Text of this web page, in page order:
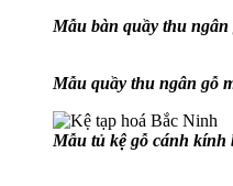
Mẫu bàn quầy thu ngân
Mẫu quầy thu ngân gỗ
Mẫu tủ kệ gỗ cánh kính